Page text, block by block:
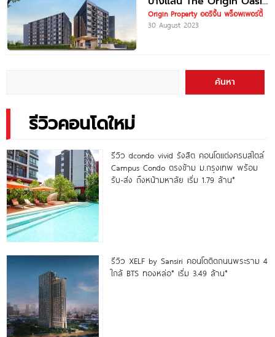
Bangsaen ใกล้ตลาดปาร์ค
อินบางแสน
Origin Property ออริจิ้น พร็อพเพอร์ตี้
30 August 2023
ค้นหา
รีวิวคอนโดใหม่
รีวิว dcondo vivid รังสิต คอนโดแต่งครบสไตล์
Campus Condo ตรงข้าม ม.กรุงเทพ พร้อม
รับ-ส่ง ถึงหน้ามหาลัย เริ่ม 1.79 ล้าน*
รีวิว XELF by Sansiri คอนโดติดถนนพระราม 4
ใกล้ BTS ทองหล่อ* เริ่ม 3.49 ล้าน*